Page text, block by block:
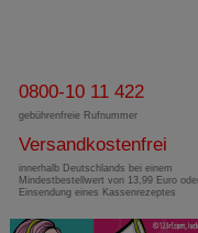
0800-10 11 422
gebührenfreie Rufnummer
Versandkostenfrei
innerhalb Deutschlands bei einem
Mindestbestellwert von 13,99 Euro
Einsendung eines Kassenrezeptes